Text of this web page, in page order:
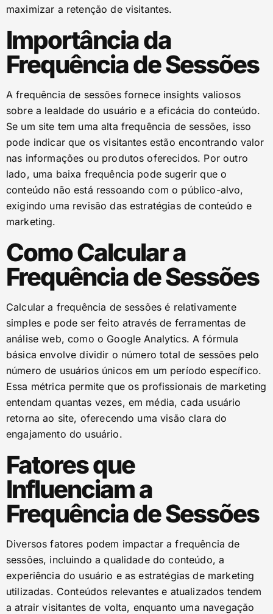
maximizar a retenção de visitantes.
Importância da
Frequência de Sessões
A frequência de sessões fornece insights valiosos
sobre a lealdade do usuário e a eficácia do conteúdo.
Se um site tem uma alta frequência de sessões, isso
pode indicar que os visitantes estão encontrando valor
nas informações ou produtos oferecidos. Por outro
lado, uma baixa frequência pode sugerir que o
conteúdo não está ressoando com o público-alvo,
exigindo uma revisão das estratégias de conteúdo e
marketing.
Como Calcular a
Frequência de Sessões
Calcular a frequência de sessões é relativamente
simples e pode ser feito através de ferramentas de
análise web, como o Google Analytics. A fórmula
básica envolve dividir o número total de sessões pelo
número de usuários únicos em um período específico.
Essa métrica permite que os profissionais de marketing
entendam quantas vezes, em média, cada usuário
retorna ao site, oferecendo uma visão clara do
engajamento do usuário.
Fatores que
Influenciam a
Frequência de Sessões
Diversos fatores podem impactar a frequência de
sessões, incluindo a qualidade do conteúdo, a
experiência do usuário e as estratégias de marketing
utilizadas. Conteúdos relevantes e atualizados tendem
a atrair visitantes de volta, enquanto uma navegação